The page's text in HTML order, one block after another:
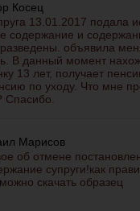
Косец
13.01.2017 подала
содержание и
объявила
В данный момент
13 лет, получает
по уходу. Что мне
Спасибо.
Марисов
об отмене
супруги!как
скачать образец